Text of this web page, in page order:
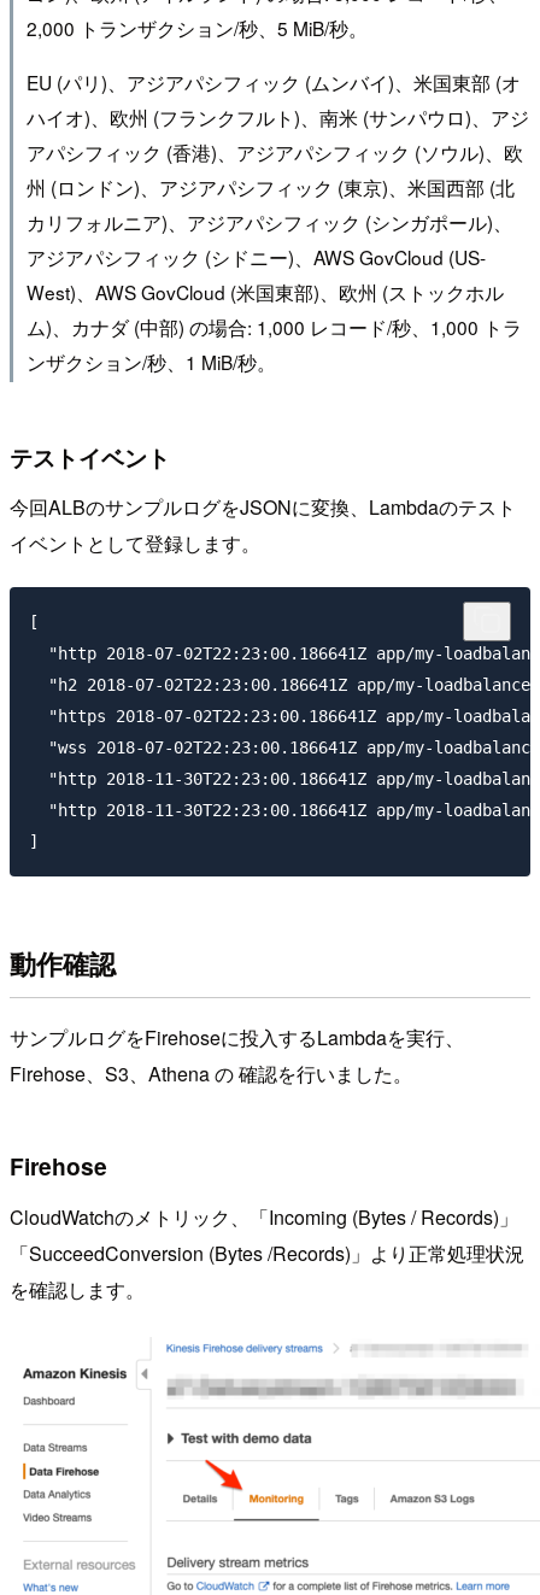
2,000 トランザクション/秒、5 MiB/秒。
EU (パリ)、アジアパシフィック (ムンバイ)、米国東部 (オ
ハイオ)、欧州 (フランクフルト)、南米 (サンパウロ)、アジ
アパシフィック (香港)、アジアパシフィック (ソウル)、欧
州 (ロンドン)、アジアパシフィック (東京)、米国西部 (北
カリフォルニア)、アジアパシフィック (シンガポール)、
アジアパシフィック (シドニー)、AWS GovCloud (US-
West)、AWS GovCloud (米国東部)、欧州 (ストックホル
ム)、カナダ (中部) の場合: 1,000 レコード/秒、1,000 トラ
ンザクション/秒、1 MiB/秒。
テストイベント
今回ALBのサンプルログをJSONに変換、Lambdaのテスト
イベントとして登録します。
[
"http 2018-07-02T22:23:00.186641Z app/my-
"h2 2018-07-02T22:23:00.186641Z app/my-
"https 2018-07-02T22:23:00.186641Z app/my-
"wss 2018-07-02T22:23:00.186641Z app/my-
"http 2018-11-30T22:23:00.186641Z app/my-
"http 2018-11-30T22:23:00.186641Z app/my-
動作確認
サンプルログをFirehoseに投入するLambdaを実行、
Firehose、S3、Athena の 確認を行いました。
Firehose
CloudWatchのメトリック、「Incoming (Bytes / Records)」
「SucceedConversion (Bytes /Records)」より正常処理状況
を確認します。